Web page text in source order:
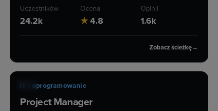
Uczestników
24.2k
Ocena
★4.8
Opinii
1.6k
Zobacz ścieżkę→
IT i oprogramowanie
Project Manager